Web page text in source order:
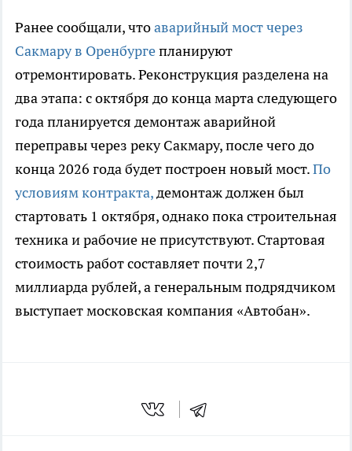
Ранее сообщали, чтоаварийный мост через
Сакмару в Оренбургепланируют
отремонтировать. Реконструкция разделена на
два этапа: с октября до конца марта следующего
года планируется демонтаж аварийной
переправы через реку Сакмару, после чего до
конца 2026 года будет построен новый мост.По
условиям контракта,демонтаж должен был
стартовать 1 октября, однако пока строительная
техника и рабочие не присутствуют. Стартовая
стоимость работ составляет почти 2,7
миллиарда рублей, а генеральным подрядчиком
выступает московская компания «Автобан».